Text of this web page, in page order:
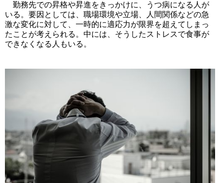
勤務先での昇格や昇進をきっかけに、うつ病になる人が
いる。要因としては、職場環境や立場、人間関係などの急
激な変化に対して、一時的に適応力が限界を超えてしまっ
たことが考えられる。中には、そうしたストレスで食事が
できなくなる人もいる。